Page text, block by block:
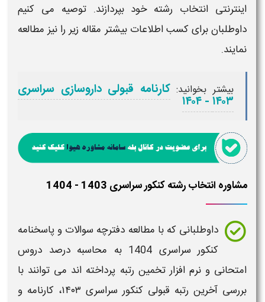
اینترنتی انتخاب رشته خود بپردازند. توصیه می کنیم
داوطلبان برای کسب اطلاعات بیشتر مقاله زیر را نیز مطالعه
نمایند.
بیشتر بخوانید:کارنامه قبولی داروسازی سراسری
۱۴۰۳ - ۱۴۰۴
مشاوره انتخاب رشته کنکور سراسری 1403 - 1404
داوطلبانی که با مطالعه دفترچه سوالات و پاسخنامه
کنکور سراسری 1404 به محاسبه درصد دروس
امتحانی ونرم افزار تخمین رتبه پرداخته اند می توانند با
بررسی آخرین رتبه قبولی کنکور سراسری ۱۴۰۳ ، کارنامه و